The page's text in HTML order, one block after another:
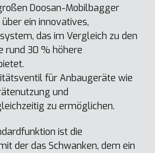
Doosan-Mobilbagger
ein innovatives,
das im Vergleich zu den
rund 30 % höhere
für Anbaugeräte wie
und
zu ermöglichen.
ist die
der das Schwanken, dem ein